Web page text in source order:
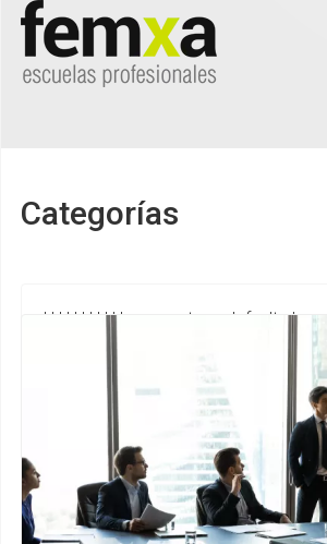
Categorías
***********gurupcategs default.php